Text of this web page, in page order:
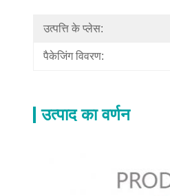
उत्पत्ति के प्लेस:
पैकेजिंग विवरण:
उत्पाद का वर्णन